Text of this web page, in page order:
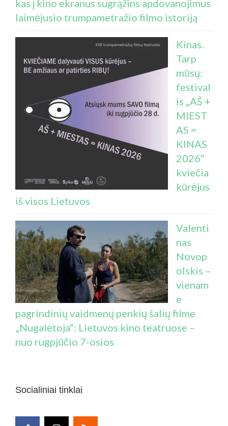
kas į kino ekranus sugrąžins apdovanojimus
laimėjusio trumpametražio filmo istoriją
Kinas.
Tarp
mūsų:
festival
is „AŠ +
MIEST
AS =
KINAS
2026“
kviečia
kūrėjus
iš visos Lietuvos
Valenti
nas
Novop
olskis –
vienam
e
pagrindinių vaidmenų penkių šalių filme
„Nugalėtoja“: Lietuvos kino teatruose –
nuo rugpjūčio 7-osios
Socialiniai tinklai